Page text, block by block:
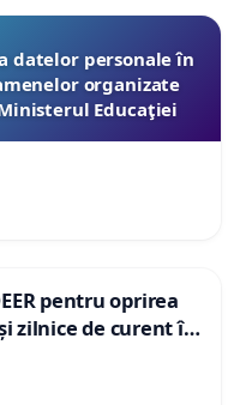
datelor personale în
organizate
Educaţiei
pentru oprirea
zilnice de curent în